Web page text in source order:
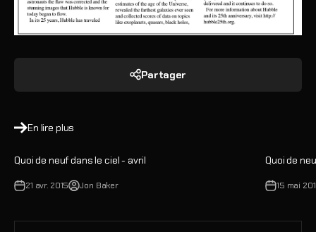
Partager
En lire plus
Quoi de neuf dans le ciel - avril
21 avr. 2015 Jon Baker
Quoi de
15 mai